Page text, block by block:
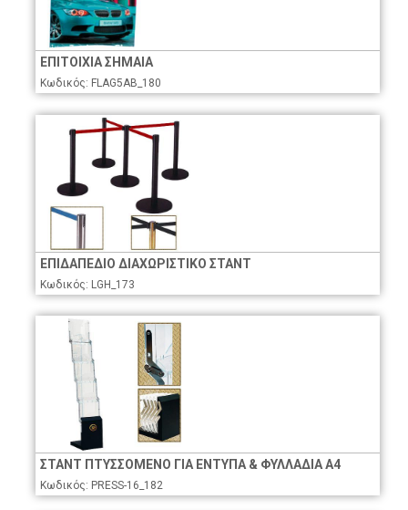
ΕΠΙΤΟΙΧΙΑ ΣΗΜΑΙΑ
Κωδικός: FLAG5AB_180
ΕΠΙΔΑΠΕΔΙΟ ΔΙΑΧΩΡΙΣΤΙΚΟ ΣΤΑΝΤ
Κωδικός: LGH_173
ΣΤΑΝΤ ΠΤΥΣΣΟΜΕΝΟ ΓΙΑ ΕΝΤΥΠΑ & ΦΥΛΛΑΔΙΑ Α4
Κωδικός: PRESS-16_182